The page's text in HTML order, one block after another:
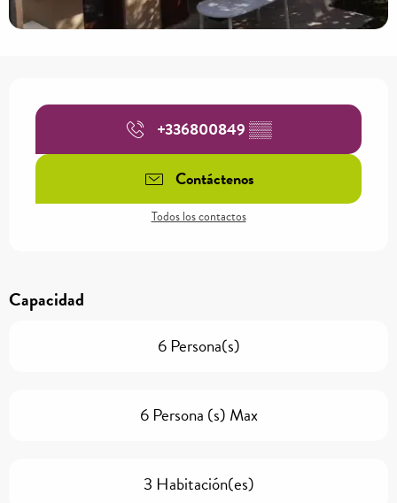
+336800849▒▒
Contáctenos
Todos los contactos
Capacidad
6 Persona(s)
6 Persona (s) Max
3 Habitación(es)